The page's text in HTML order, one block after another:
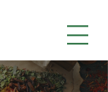
|
|
|